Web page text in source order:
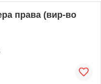
права (вир-во